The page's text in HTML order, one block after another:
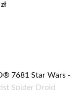
zł